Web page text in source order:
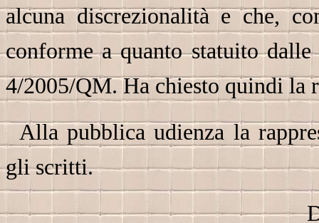
alcuna discrezionalità e che,
conforme a quanto statuito
4/2005/QM. Ha chiesto quindi la
Alla pubblica udienza la
gli scritti.